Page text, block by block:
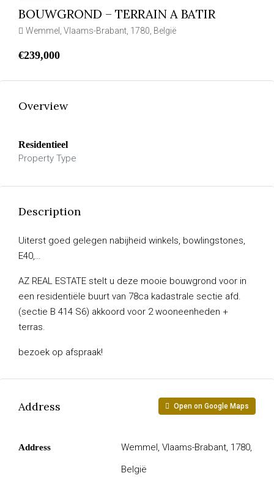
BOUWGROND – TERRAIN A BATIR
Wemmel, Vlaams-Brabant, 1780, België
€239,000
Overview
Residentieel
Property Type
Description
Uiterst goed gelegen nabijheid winkels, bowlingstones,
E40,…
AZ REAL ESTATE stelt u deze mooie bouwgrond voor in
een residentiële buurt van 78ca kadastrale sectie afd.
(sectie B 414 S6) akkoord voor 2 wooneenheden +
terras.
bezoek op afspraak!
Address Open on Google Maps
Address
Wemmel, Vlaams-Brabant, 1780,
België